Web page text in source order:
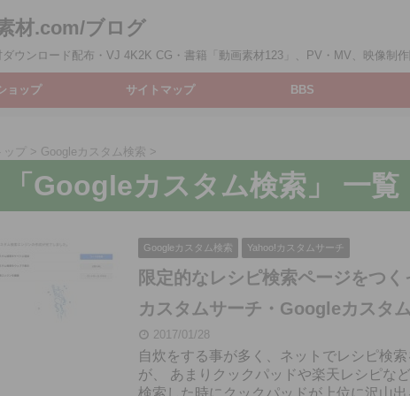
材.com/ブログ
ダウンロード配布・VJ 4K2K CG・書籍「動画素材123」、PV・MV、映像制
ョップ サイトマップ BBS
ップ > Googleカスタム検索 >
「Googleカスタム検索」 一覧
Googleカスタム検索 Yahoo!カスタムサーチ
限定的なレシピ検索ページをつ
カスタムサーチ・Googleカスタム
2017/01/28
自炊をする事が多く、ネットでレシピ検
が、 あまりクックパッドや楽天レシピな
検索した時にクックパッドが上位に沢山